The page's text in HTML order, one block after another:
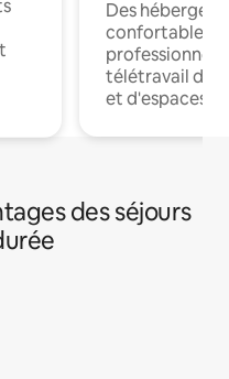
Des
confortables
professionnels
télétravail
et d'espaces
des séjours